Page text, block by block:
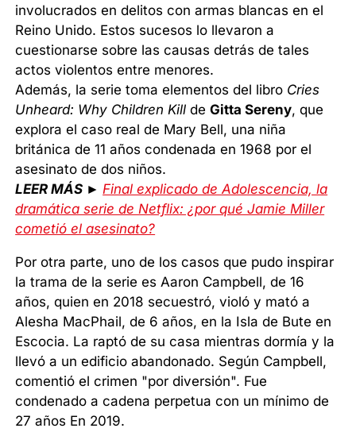
involucrados en delitos con armas blancas en el
Reino Unido. Estos sucesos lo llevaron a
cuestionarse sobre las causas detrás de tales
actos violentos entre menores.
Además, la serie toma elementos del libro Cries
Unheard: Why Children Kill deGitta Sereny, que
explora el caso real de Mary Bell, una niña
británica de 11 años condenada en 1968 por el
asesinato de dos niños.
LEER MÁS ►Final explicado de Adolescencia, la
dramática serie de Netflix: ¿por qué Jamie Miller
cometió el asesinato?
Por otra parte, uno de los casos que pudo inspirar
la trama de la serie es Aaron Campbell, de 16
años, quien en 2018 secuestró, violó y mató a
Alesha MacPhail, de 6 años, en la Isla de Bute en
Escocia. La raptó de su casa mientras dormía y la
llevó a un edificio abandonado. Según Campbell,
comentió el crimen "por diversión". Fue
condenado a cadena perpetua con un mínimo de
27 años En 2019.